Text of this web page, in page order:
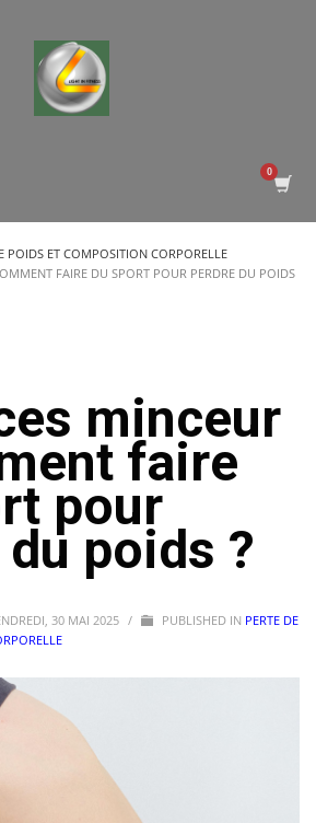
POIDS ET COMPOSITION CORPORELLE
FAIRE DU SPORT POUR PERDRE DU POIDS
minceur
faire
pour
poids ?
30 MAI 2025 / PUBLISHED IN PERTE DE